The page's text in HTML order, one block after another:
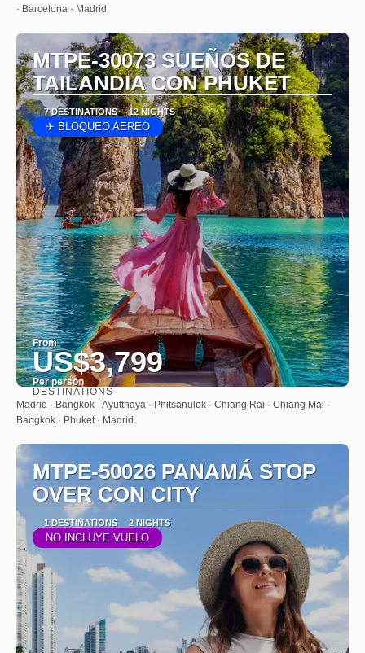
· Barcelona · Madrid
MTPE-30073 SUEÑOS DE
TAILANDIA CON PHUKET
7 DESTINATIONS 12 NIGHTS
✈ BLOQUEO AEREO
From
US$3,799
Per person
See
DESTINATIONS
Madrid · Bangkok · Ayutthaya · Phitsanulok · Chiang Rai · Chiang Mai ·
Bangkok · Phuket · Madrid
MTPE-50026 PANAMÁ STOP
OVER CON CITY
1 DESTINATIONS 2 NIGHTS
NO INCLUYE VUELO